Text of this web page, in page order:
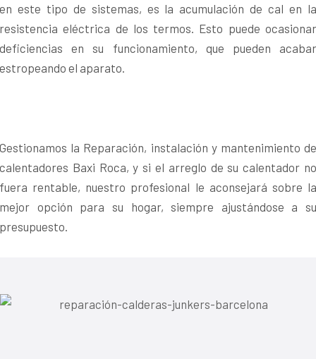
en este tipo de sistemas, es la acumulación de cal en la
resistencia eléctrica de los termos. Esto puede ocasionar
deficiencias en su funcionamiento, que pueden acabar
estropeando el aparato.
Gestionamos la Reparación, instalación y mantenimiento de
calentadores Baxi Roca, y si el arreglo de su calentador no
fuera rentable, nuestro profesional le aconsejará sobre la
mejor opción para su hogar, siempre ajustándose a su
presupuesto.